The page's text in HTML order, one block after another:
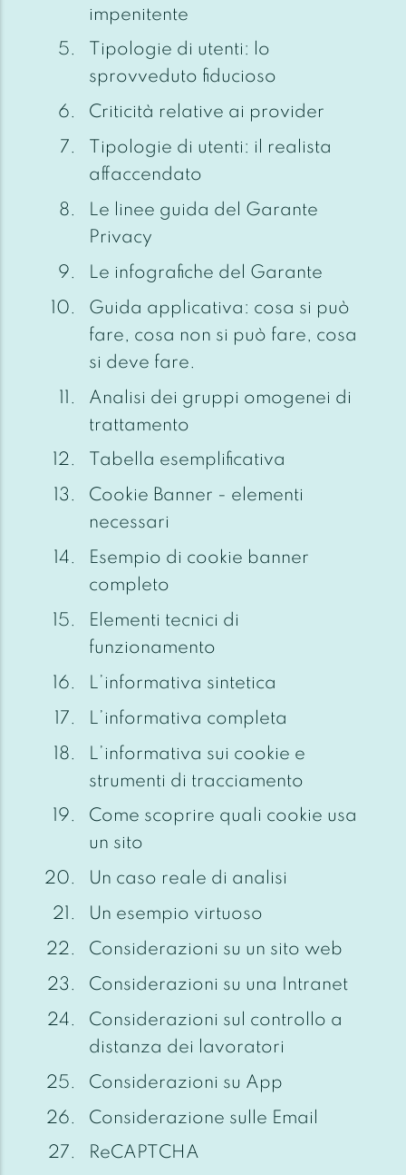
impenitente
Tipologie di utenti: lo
sprovveduto fiducioso
Criticità relative ai provider
Tipologie di utenti: il realista
affaccendato
Le linee guida del Garante
Privacy
Le infografiche del Garante
Guida applicativa: cosa si può
fare, cosa non si può fare, cosa
si deve fare.
Analisi dei gruppi omogenei di
trattamento
Tabella esemplificativa
Cookie Banner - elementi
necessari
Esempio di cookie banner
completo
Elementi tecnici di
funzionamento
L’informativa sintetica
L’informativa completa
L’informativa sui cookie e
strumenti di tracciamento
Come scoprire quali cookie usa
un sito
Un caso reale di analisi
Un esempio virtuoso
Considerazioni su un sito web
Considerazioni su una Intranet
Considerazioni sul controllo a
distanza dei lavoratori
Considerazioni su App
Considerazione sulle Email
ReCAPTCHA